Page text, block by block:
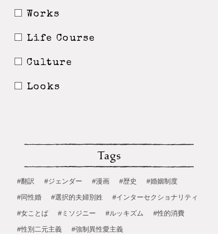
Works
Life Course
Culture
Looks
Tags
#翻訳 #ジェンダー #漫画 #歴史 #婚姻制度
#同性婚 #選択的夫婦別姓 #インターセクショナリティ
#女ことば #ミソジニー #ルッキズム #性的消費
#性別二元主義 #強制異性愛主義